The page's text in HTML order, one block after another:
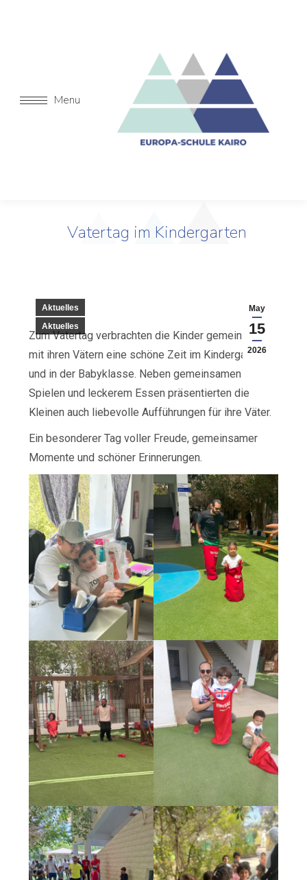
Menu
Vatertag im Kindergarten
May
15
2026
Aktuelles
Aktuelles
Zum Vatertag verbrachten die Kinder gemeinsam
mit ihren Vätern eine schöne Zeit im Kindergarten
und in der Babyklasse. Neben gemeinsamen
Spielen und leckerem Essen präsentierten die
Kleinen auch liebevolle Aufführungen für ihre Väter.
Ein besonderer Tag voller Freude, gemeinsamer
Momente und schöner Erinnerungen.